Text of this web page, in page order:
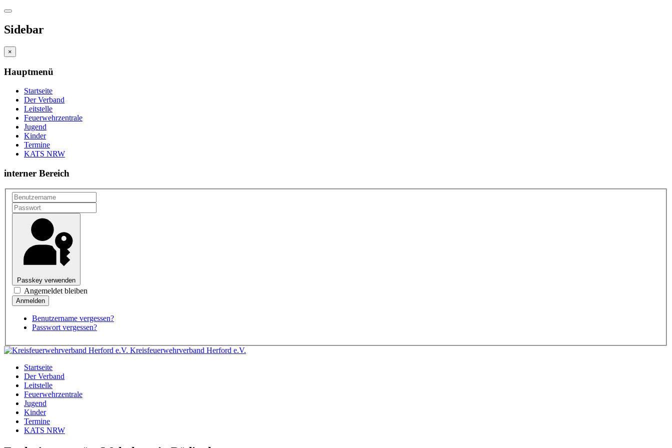
Sidebar
×
Hauptmenü
Startseite
Der Verband
Leitstelle
Feuerwehrzentrale
Jugend
Kinder
Termine
KATS NRW
interner Bereich
Passkey verwenden
Angemeldet bleiben
Benutzername vergessen?
Passwort vergessen?
Kreisfeuerwehrverband Herford e.V.
Startseite
Der Verband
Leitstelle
Feuerwehrzentrale
Jugend
Kinder
Termine
KATS NRW